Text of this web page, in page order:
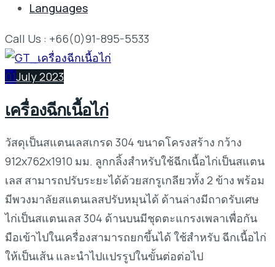
Languages
Call Us : +66(0)91-895-5533
01July 2023
เครื่องฉีกเนื้อไก่
วัสดุเป็นสแตนเลสเกรด 304 ขนาดโครงสร้าง กว้าง
912x762x1910 มม. ลูกกลิ้งสำหรับใช้ฉีกเนื้อไก่เป็นสแตน
เลส สามารถปรับระยะได้ด้วยสกรูเกลียวทั้ง 2 ข้าง พร้อม
มีพวงมาลัยสแตนเลสปรับหมุนได้ ด้านล่างมีถาดรับเศษ
ไก่เป็นสแตนเลส 304 ด้านบนมีชุดตะแกรงเพลาเพื่อกัน
มือเข้าไปในเครื่องสามารถยกขึ้นได้ ใช้สำหรับ ฉีกเนื้อไก่
ให้เป็นเส้น และนำไปแปรรูปในขั้นต่อต่อไป